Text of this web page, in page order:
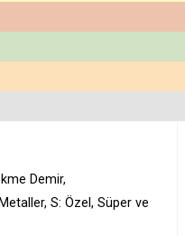
Demir,
S: Özel, Süper ve